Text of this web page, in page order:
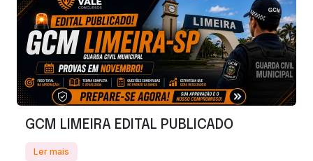
GCM LIMEIRA EDITAL PUBLICADO
Ler mais